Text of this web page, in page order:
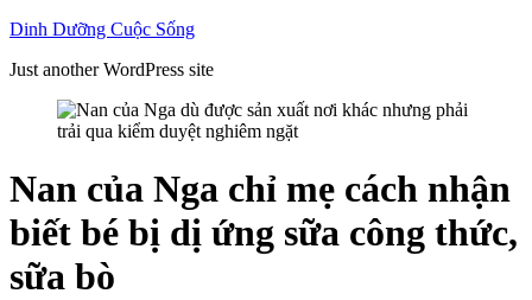
Skip
content
Dinh Dưỡng Cuộc Sống
Just another WordPress site
Nan của Nga chỉ mẹ cách nhận
biết bé bị dị ứng sữa công thức,
sữa bò